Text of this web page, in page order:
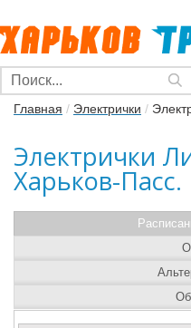
Главная / Электрички /
Электрички
Харьков-Пасс.